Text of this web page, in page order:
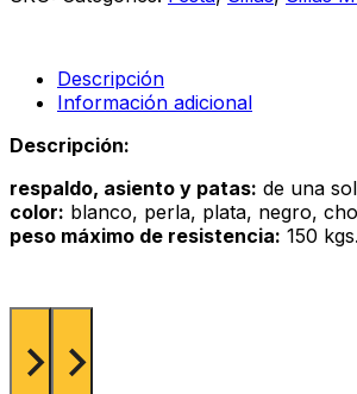
Descripción
Información adicional
Descripción:
respaldo, asiento y patas: de una
color: blanco, perla, plata, negro,
peso máximo de resistencia: 150 kgs.